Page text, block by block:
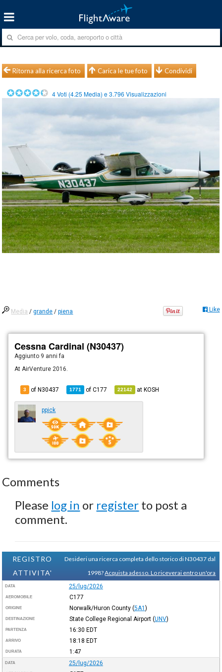
Ritorna alla ricerca foto Carica le tue foto Condividi
4Voti (4.25 Media) e3.796 Visualizzazioni
Media /grande /piena Like
Cessna Cardinal (N30437)
Aggiunto 9 anni fa
At AirVenture 2016.
3 of N30437 1771 ofC177 22142 atKOSH
ppick
Comments
Please log in or register to post a
comment.
REGISTRO
ATTIVITA'
Desideri una ricerca completa dello storico di N30437 dal
1998?Acquista adesso. Lo riceverai entro un'ora
DATA 25/lug/2026
AEROMOBILE C177
ORIGINE Norwalk/Huron County (5A1 )
DESTINAZIONE State College Regional Airport (UNV)
PARTENZA 16:30 EDT
ARRIVO 18:18 EDT
DURATA 1:47
DATA 25/lug/2026